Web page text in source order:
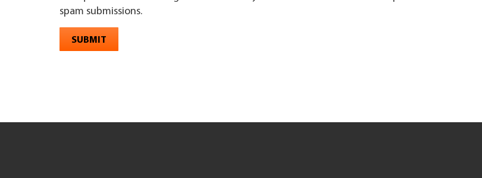
spam submissions.
SUBMIT